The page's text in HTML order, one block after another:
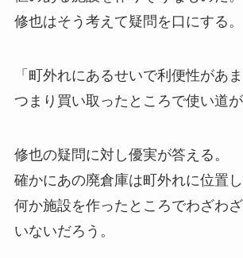
修也はそう考えて疑問を口にする。
「町外れにあるせいで利便性があ
つまり買い取ったところで使い道が
修也の疑問に対し優実が答える。
確かにあの廃倉庫は町外れに位置し
何か施設を作ったところでわざわ
いないだろう。